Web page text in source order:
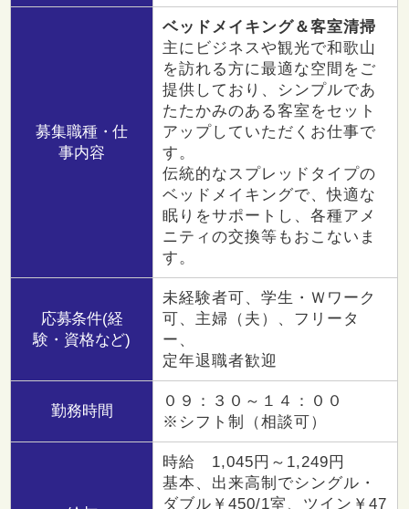
募集職種・仕
事内容
ベッドメイキング＆客室清掃
主にビジネスや観光で和歌山
を訪れる方に最適な空間をご
提供しており、シンプルであ
たたかみのある客室をセット
アップしていただくお仕事で
す。
伝統的なスプレッドタイプの
ベッドメイキングで、快適な
眠りをサポートし、各種アメ
ニティの交換等もおこないま
す。
応募条件(経
験・資格など)
未経験者可、学生・Ｗワーク
可、主婦（夫）、フリータ
ー、
定年退職者歓迎
勤務時間
０９：３０～１４：００
※シフト制（相談可）
時給 1,045円～1,249円
基本、出来高制でシングル・
ダブル￥450/1室、ツイン￥47